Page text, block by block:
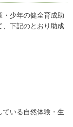
少年の健全育成助
、下記のとおり助成
る自然体験・生